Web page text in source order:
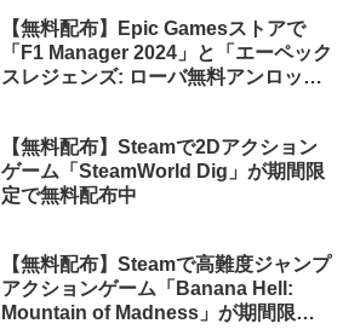
【無料配布】Epic Gamesストアで
「F1 Manager 2024」と「エーペック
スレジェンズ: ローバ無料アンロック
【無料配布】Steamで2Dアクション
ゲーム「SteamWorld Dig」が期間限
定で無料配布中
【無料配布】Steamで高難度ジャンプ
アクションゲーム「Banana Hell:
Mountain of Madness」が期間限定